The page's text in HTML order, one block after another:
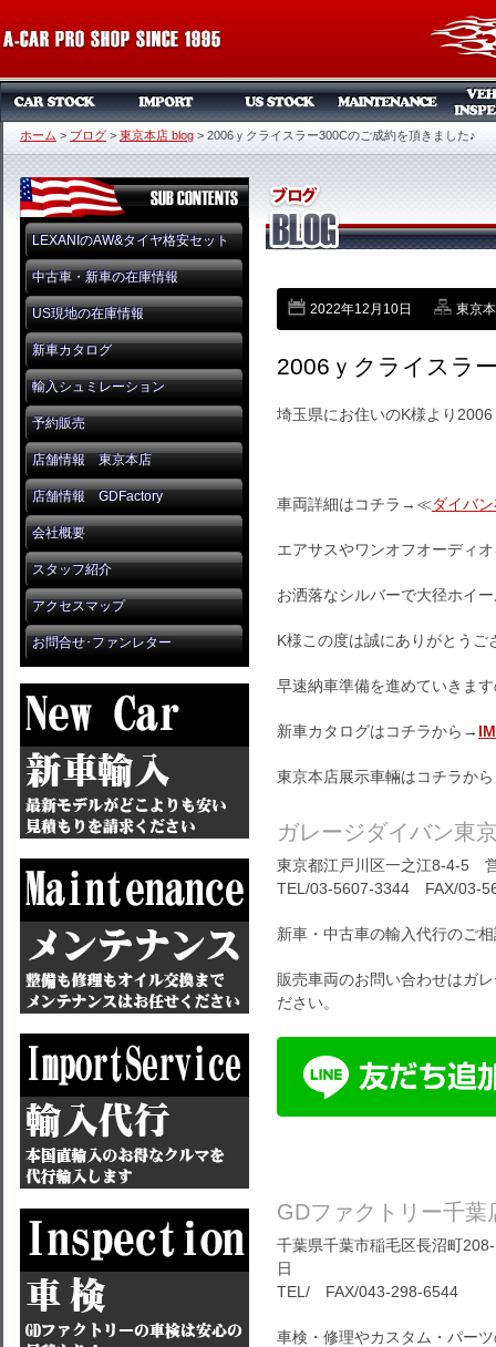
ホーム > ブログ > 東京本店 blog > 2006ｙクライスラー300Cのご成約を頂きました♪
LEXANIのAW&タイヤ格安セット
中古車・新車の在庫情報
US現地の在庫情報
新車カタログ
輸入シュミレーション
予約販売
店舗情報 東京本店
店舗情報 GDFactory
会社概要
スタッフ紹介
アクセスマップ
お問合せ･ファンレター
2022年12月10日 東京
2006ｙクライスラ
埼玉県にお住いのK様より
車両詳細はコチラ→≪ダイバ
エアサスやワンオフオーディ
お洒落なシルバーで大径ホイ
K様この度は誠にありがとうご
早速納車準備を進めていきま
新車カタログはコチラから→
東京本店展示車輛はコチラか
ガレージダイバン東
東京都江戸川区一之江8-4-5
TEL/03-5607-3344 FAX/03-
新車・中古車の輸入代行のご
販売車両のお問い合わせはガ
ださい。
GDファクトリー千葉
千葉県千葉市稲毛区長沼町
日
TEL/ FAX/043-298-6544
車検・修理やカスタム・パー